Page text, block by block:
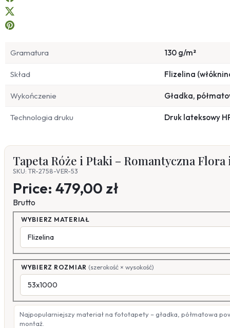
Gramatura 130 g/m²
Skład Flizelina
Wykończenie Gładka,
Technologia druku Druk lateksowy
Tapeta Róże i Ptaki – Romantyczna
SKU: TR-2758-VER-53
Price: 479,00 zł
Brutto
WYBIERZ MATERIAŁ
WYBIERZ ROZMIAR (szerokość × wysokość)
Najpopularniejszy materiał na fototapety – gładka, półmatowa
montaż.